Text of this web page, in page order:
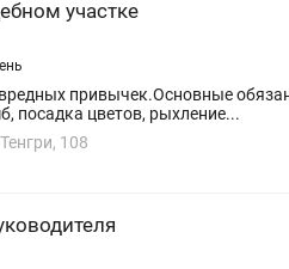
участке
вредных привычек.Основные
посадка цветов, рыхление...
108